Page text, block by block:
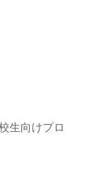
生向けプロ